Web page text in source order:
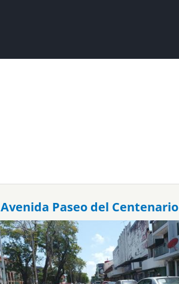
Avenida Paseo del Centenario